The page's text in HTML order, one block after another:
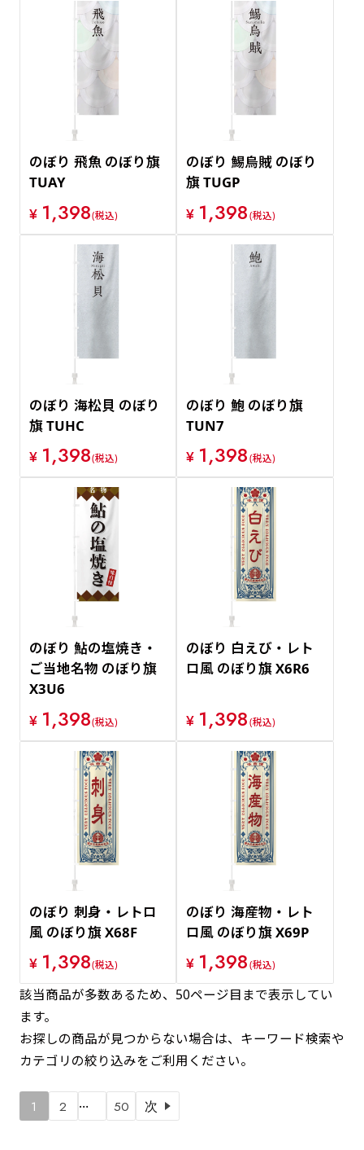
のぼり 飛魚 のぼり旗
TUAY
¥ 1,398(税込)
のぼり 鯣烏賊 のぼり
旗 TUGP
¥ 1,398(税込)
のぼり 海松貝 のぼり
旗 TUHC
¥ 1,398(税込)
のぼり 鮑 のぼり旗
TUN7
¥ 1,398(税込)
のぼり 鮎の塩焼き・
ご当地名物 のぼり旗
X3U6
¥ 1,398(税込)
のぼり 白えび・レト
ロ風 のぼり旗 X6R6
¥ 1,398(税込)
のぼり 刺身・レトロ
風 のぼり旗 X68F
¥ 1,398(税込)
のぼり 海産物・レト
ロ風 のぼり旗 X69P
¥ 1,398(税込)
該当商品が多数あるため、50ページ目まで表示してい
ます。
お探しの商品が見つからない場合は、キーワード検索や
カテゴリの絞り込みをご利用ください。
1 2 … 50 次